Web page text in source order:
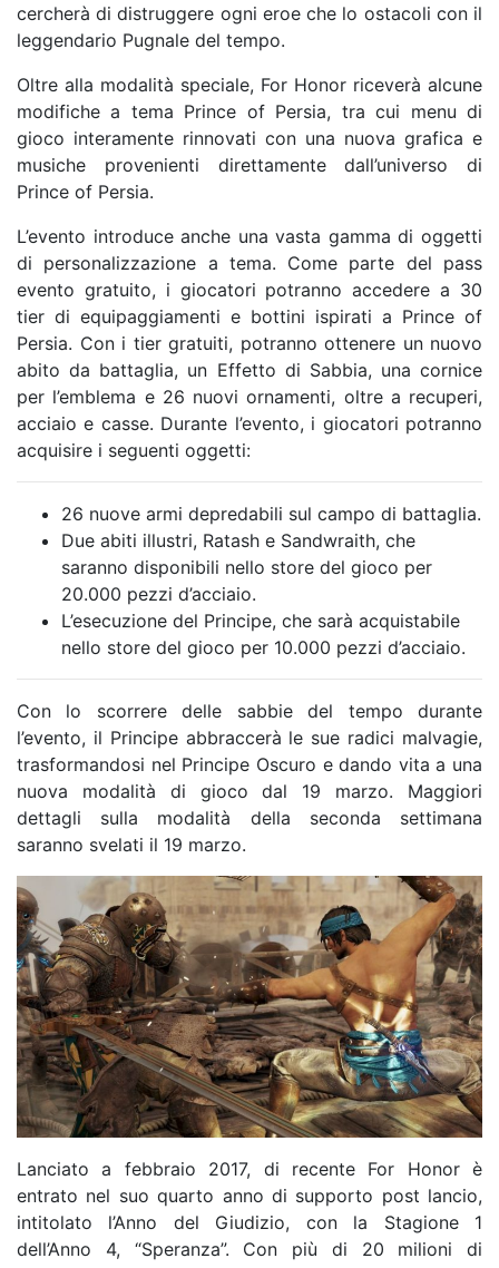
cercherà di distruggere ogni eroe che lo ostacoli con il
leggendario Pugnale del tempo.
Oltre alla modalità speciale, For Honor riceverà alcune
modifiche a tema Prince of Persia, tra cui menu di
gioco interamente rinnovati con una nuova grafica e
musiche provenienti direttamente dall’universo di
Prince of Persia.
L’evento introduce anche una vasta gamma di oggetti
di personalizzazione a tema. Come parte del pass
evento gratuito, i giocatori potranno accedere a 30
tier di equipaggiamenti e bottini ispirati a Prince of
Persia. Con i tier gratuiti, potranno ottenere un nuovo
abito da battaglia, un Effetto di Sabbia, una cornice
per l’emblema e 26 nuovi ornamenti, oltre a recuperi,
acciaio e casse. Durante l’evento, i giocatori potranno
acquisire i seguenti oggetti:
26 nuove armi depredabili sul campo di battaglia.
Due abiti illustri, Ratash e Sandwraith, che
saranno disponibili nello store del gioco per
20.000 pezzi d’acciaio.
L’esecuzione del Principe, che sarà acquistabile
nello store del gioco per 10.000 pezzi d’acciaio.
Con lo scorrere delle sabbie del tempo durante
l’evento, il Principe abbraccerà le sue radici malvagie,
trasformandosi nel Principe Oscuro e dando vita a una
nuova modalità di gioco dal 19 marzo. Maggiori
dettagli sulla modalità della seconda settimana
saranno svelati il 19 marzo.
Lanciato a febbraio 2017, di recente For Honor è
entrato nel suo quarto anno di supporto post lancio,
intitolato l’Anno del Giudizio, con la Stagione 1
dell’Anno 4, “Speranza”. Con più di 20 milioni di